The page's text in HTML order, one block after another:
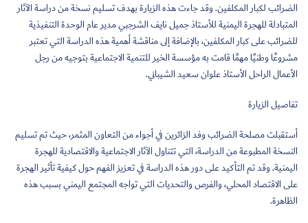
الضرائب لكبار المكلفين. وقد جاءت هذه الزيارة بهدف تسليم نسخة من دراسة الآثار
المتبادلة للهجرة اليمنية للأستاذ جميل نايف الشرجبي مدير عام الوحدة التنفيذية
للضرائب على كبار المكلفين، بالإضافة إلى مناقشة أهمية هذه الدراسة التي تعتبر
مشروعًا وطنيًا مهمًا قامت به مؤسسة الخير للتنمية الاجتماعية بتوجيه من رجل
الأعمال الراحل الأستاذ علوان سعيد الشيباني.
تفاصيل الزيارة
أستقبلت مصلحة الضرائب وفد الزائرين في أجواء من التعاون المثمر، حيث تم تسليم
النسخة المطبوعة من الدراسة، التي تتناول الآثار الاجتماعية والاقتصادية للهجرة
اليمنية. وقد تم التأكيد على دور هذه الدراسة في تعزيز الفهم حول كيفية تأثير الهجرة
على الاقتصاد المحلي، والفرص والتحديات التي تواجه المجتمع اليمني بسبب هذه
الظاهرة.